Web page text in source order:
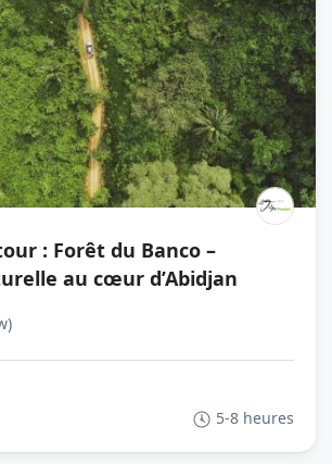
: Forêt du Banco –
au cœur d’Abidjan
5-8 heures